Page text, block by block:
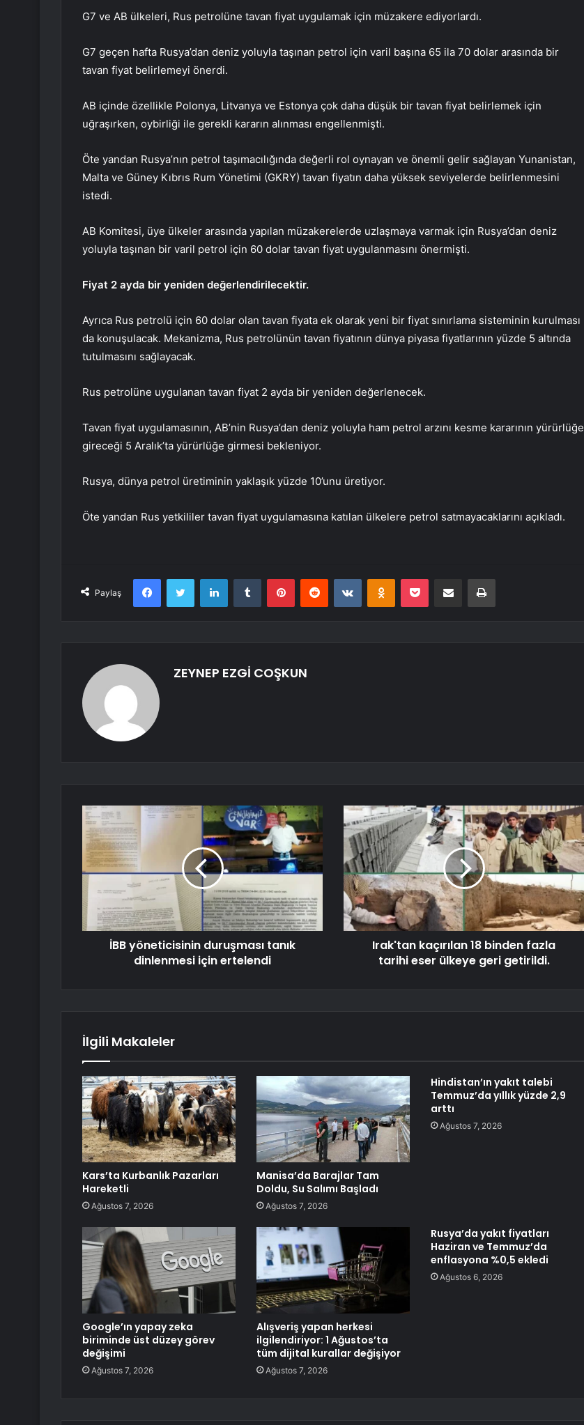
G7 ve AB ülkeleri, Rus petrolüne tavan fiyat uygulamak için müzakere ediyorlardı.
G7 geçen hafta Rusya’dan deniz yoluyla taşınan petrol için varil başına 65 ila 70 dolar arasında bir
tavan fiyat belirlemeyi önerdi.
AB içinde özellikle Polonya, Litvanya ve Estonya çok daha düşük bir tavan fiyat belirlemek için
uğraşırken, oybirliği ile gerekli kararın alınması engellenmişti.
Öte yandan Rusya’nın petrol taşımacılığında değerli rol oynayan ve önemli gelir sağlayan Yunanistan,
Malta ve Güney Kıbrıs Rum Yönetimi (GKRY) tavan fiyatın daha yüksek seviyelerde belirlenmesini
istedi.
AB Komitesi, üye ülkeler arasında yapılan müzakerelerde uzlaşmaya varmak için Rusya’dan deniz
yoluyla taşınan bir varil petrol için 60 dolar tavan fiyat uygulanmasını önermişti.
Fiyat 2 ayda bir yeniden değerlendirilecektir.
Ayrıca Rus petrolü için 60 dolar olan tavan fiyata ek olarak yeni bir fiyat sınırlama sisteminin kurulması
da konuşulacak. Mekanizma, Rus petrolünün tavan fiyatının dünya piyasa fiyatlarının yüzde 5 altında
tutulmasını sağlayacak.
Rus petrolüne uygulanan tavan fiyat 2 ayda bir yeniden değerlenecek.
Tavan fiyat uygulamasının, AB’nin Rusya’dan deniz yoluyla ham petrol arzını kesme kararının yürürlüğe
gireceği 5 Aralık’ta yürürlüğe girmesi bekleniyor.
Rusya, dünya petrol üretiminin yaklaşık yüzde 10’unu üretiyor.
Öte yandan Rus yetkililer tavan fiyat uygulamasına katılan ülkelere petrol satmayacaklarını açıkladı.
Paylaş
FacebookTwitter LinkedInTumblr PinterestReddit VKontakteOdnoklassniki
Pocket E-Posta ile paylaş Yazdır
ZEYNEP EZGİ COŞKUN
İBB yöneticisinin duruşması tanık
dinlenmesi için ertelendi
Irak'tan kaçırılan 18 binden fazla
tarihi eser ülkeye geri getirildi.
İlgili Makaleler
Kars’ta Kurbanlık Pazarları
Hareketli
Ağustos 7, 2026
Manisa’da Barajlar Tam
Doldu, Su Salımı Başladı
Ağustos 7, 2026
Hindistan’ın yakıt talebi
Temmuz’da yıllık yüzde 2,9
arttı
Ağustos 7, 2026
Google’ın yapay zeka
biriminde üst düzey görev
değişimi
Ağustos 7, 2026
Alışveriş yapan herkesi
ilgilendiriyor: 1 Ağustos’ta
tüm dijital kurallar değişiyor
Ağustos 7, 2026
Rusya’da yakıt fiyatları
Haziran ve Temmuz’da
enflasyona %0,5 ekledi
Ağustos 6, 2026